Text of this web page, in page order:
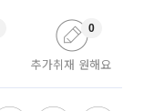
추가취재 원해요
0